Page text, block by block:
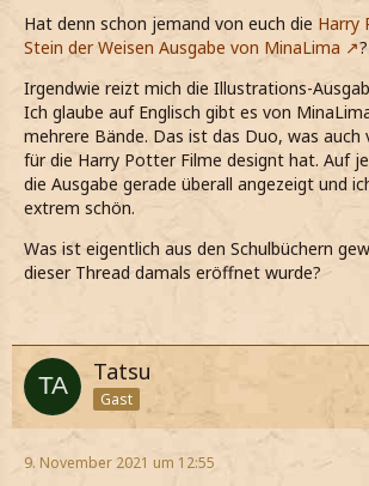
Hat denn schon jemand von euch die Harry
Stein der Weisen Ausgabe von MinaLima
?
Irgendwie reizt mich die Illustrations-
Ich glaube auf Englisch gibt es von
mehrere Bände. Das ist das Duo, was auch
für die Harry Potter Filme designt hat. Auf
die Ausgabe gerade überall angezeigt und
extrem schön.
Was ist eigentlich aus den Schulbüchern
dieser Thread damals eröffnet wurde?
Tatsu
Gast
9. November 2021 um 12:55